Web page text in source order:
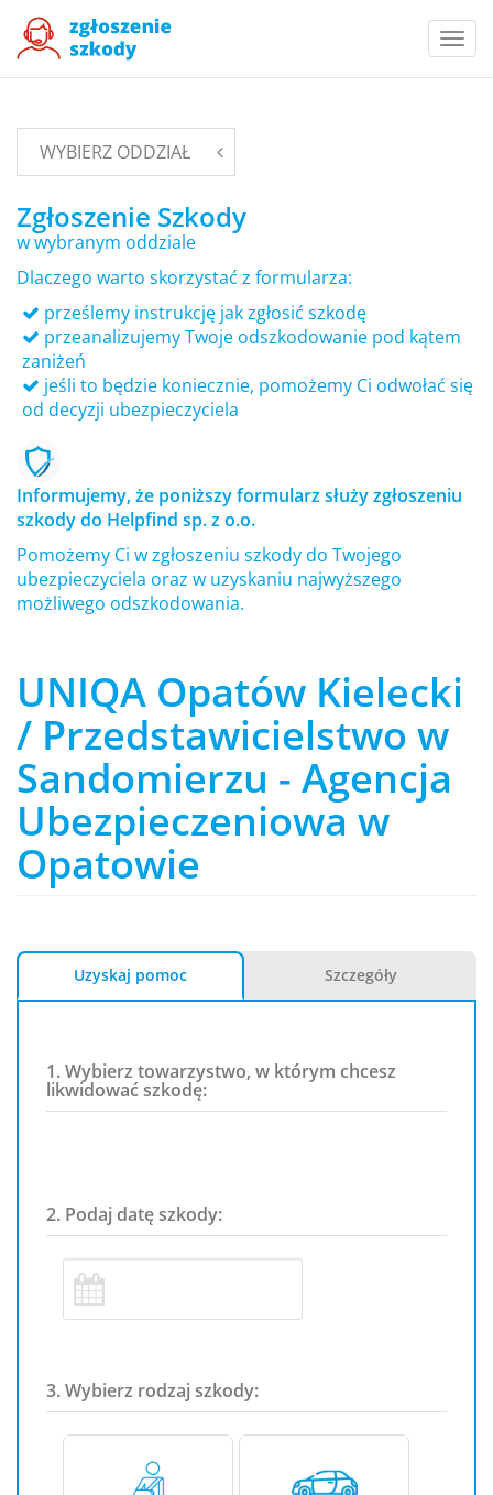
WYBIERZ ODDZIAŁ
Zgłoszenie Szkody
w wybranym oddziale
Dlaczego warto skorzystać z formularza:
prześlemy instrukcję jak zgłosić szkodę
przeanalizujemy Twoje odszkodowanie pod kątem
zaniżeń
jeśli to będzie koniecznie, pomożemy Ci odwołać się
od decyzji ubezpieczyciela
Informujemy, że poniższy formularz służy zgłoszeniu
szkody do Helpfind sp. z o.o.
Pomożemy Ci w zgłoszeniu szkody do Twojego
ubezpieczyciela oraz w uzyskaniu najwyższego
możliwego odszkodowania.
UNIQA Opatów Kielecki
/ Przedstawicielstwo w
Sandomierzu - Agencja
Ubezpieczeniowa w
Opatowie
Uzyskaj pomoc Szczegóły
1. Wybierz towarzystwo, w którym chcesz
likwidować szkodę:
2. Podaj datę szkody:
3. Wybierz rodzaj szkody: